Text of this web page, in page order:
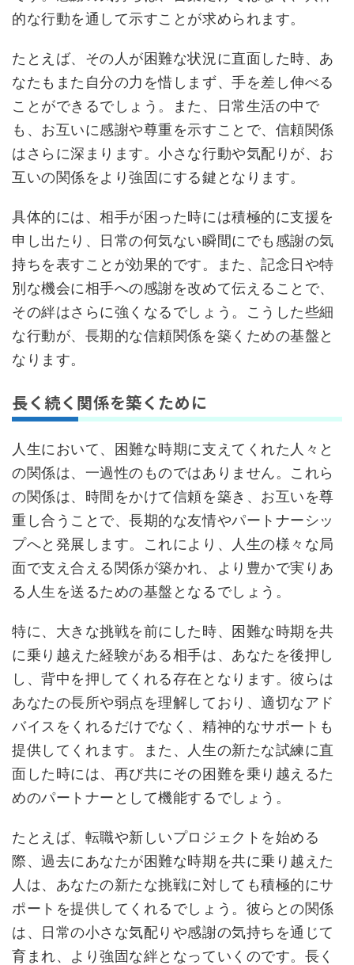
的な行動を通して示すことが求められます。
たとえば、その人が困難な状況に直面した時、あ
なたもまた自分の力を惜しまず、手を差し伸べる
ことができるでしょう。また、日常生活の中で
も、お互いに感謝や尊重を示すことで、信頼関係
はさらに深まります。小さな行動や気配りが、お
互いの関係をより強固にする鍵となります。
具体的には、相手が困った時には積極的に支援を
申し出たり、日常の何気ない瞬間にでも感謝の気
持ちを表すことが効果的です。また、記念日や特
別な機会に相手への感謝を改めて伝えることで、
その絆はさらに強くなるでしょう。こうした些細
な行動が、長期的な信頼関係を築くための基盤と
なります。
長く続く関係を築くために
人生において、困難な時期に支えてくれた人々と
の関係は、一過性のものではありません。これら
の関係は、時間をかけて信頼を築き、お互いを尊
重し合うことで、長期的な友情やパートナーシッ
プへと発展します。これにより、人生の様々な局
面で支え合える関係が築かれ、より豊かで実りあ
る人生を送るための基盤となるでしょう。
特に、大きな挑戦を前にした時、困難な時期を共
に乗り越えた経験がある相手は、あなたを後押し
し、背中を押してくれる存在となります。彼らは
あなたの長所や弱点を理解しており、適切なアド
バイスをくれるだけでなく、精神的なサポートも
提供してくれます。また、人生の新たな試練に直
面した時には、再び共にその困難を乗り越えるた
めのパートナーとして機能するでしょう。
たとえば、転職や新しいプロジェクトを始める
際、過去にあなたが困難な時期を共に乗り越えた
人は、あなたの新たな挑戦に対しても積極的にサ
ポートを提供してくれるでしょう。彼らとの関係
は、日常の小さな気配りや感謝の気持ちを通じて
育まれ、より強固な絆となっていくのです。長く